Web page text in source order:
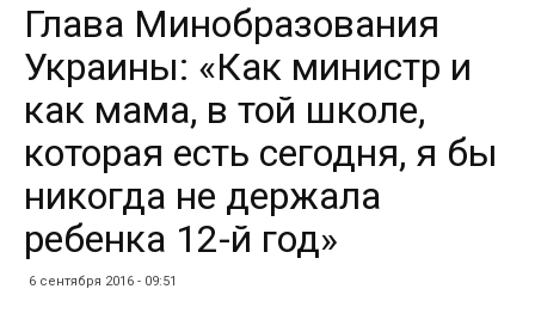
Глава Минобразования
Украины: «Как министр и
как мама, в той школе,
которая есть сегодня, я бы
никогда не держала
ребенка 12-й год»
6 сентября 2016 - 09:51